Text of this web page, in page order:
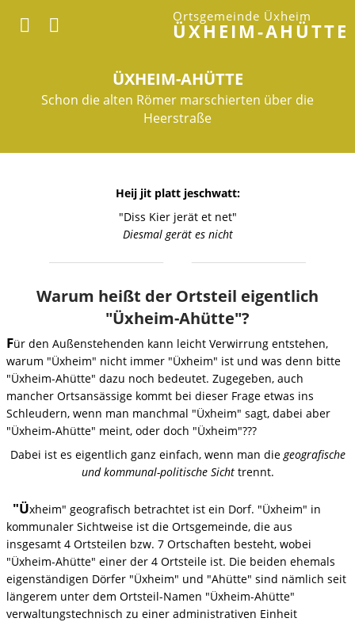
Ortsgemeinde Üxheim
ÜXHEIM-AHÜTTE
ÜXHEIM-AHÜTTE
Schon die alten Römer marschierten über die
Heerstraße
Heij jit platt jeschwatt:
"Diss Kier jerät et net"
Diesmal gerät es nicht
Warum heißt der Ortsteil eigentlich
"Üxheim-Ahütte"?
Für den Außenstehenden kann leicht Verwirrung entstehen,
warum "Üxheim" nicht immer "Üxheim" ist und was denn bitte
"Üxheim-Ahütte" dazu noch bedeutet. Zugegeben, auch
mancher Ortsansässige kommt bei dieser Frage etwas ins
Schleudern, wenn man manchmal "Üxheim" sagt, dabei aber
"Üxheim-Ahütte" meint, oder doch "Üxheim"???
Dabei ist es eigentlich ganz einfach, wenn man die geografische
und kommunal-politische Sichttrennt.
"Üxheim" geografisch betrachtet ist ein Dorf. "Üxheim" in
kommunaler Sichtweise ist die Ortsgemeinde, die aus
insgesamt 4 Ortsteilen bzw. 7 Ortschaften besteht, wobei
"Üxheim-Ahütte" einer der 4 Ortsteile ist. Die beiden ehemals
eigenständigen Dörfer "Üxheim" und "Ahütte" sind nämlich seit
längerem unter dem Ortsteil-Namen "Üxheim-Ahütte"
verwaltungstechnisch zu einer administrativen Einheit